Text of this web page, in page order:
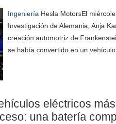
Ingeniería Hesla MotorsEl
Investigación de Alemania, Anja
creación automotriz de
se había convertido en un
eléctricos
una batería